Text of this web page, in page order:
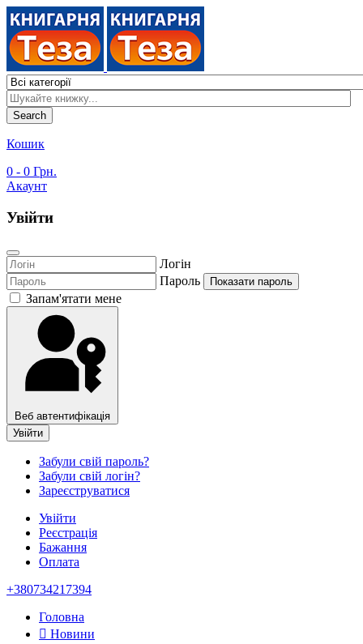
Search
Кошик
0 - 0 Грн.
Акаунт
Увійти
Логін
Пароль
Показати пароль
Запам'ятати мене
Веб автентифікація
Увійти
Забули свій пароль?
Забули свій логін?
Зареєструватися
Увійти
Реєстрація
Бажання
Оплата
+380734217394
Головна
Новини